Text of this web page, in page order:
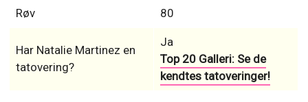
Røv 80
Har Natalie Martinez en
tatovering?
Ja
Top 20 Galleri: Se de
kendtes tatoveringer!